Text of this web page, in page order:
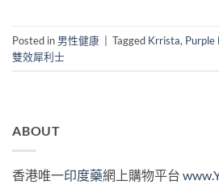
Posted in 男性健康 Tagged Krrista, Purple
雙效犀利士
ABOUT
香港唯一印度藥網上購物平台